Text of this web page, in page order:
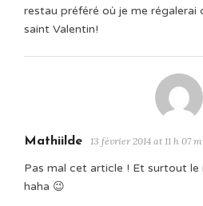
restau préféré où je me régalerai
saint Valentin!
Mathiilde 13 février 2014 at 11 h 07
Pas mal cet article ! Et surtout le
haha 😉